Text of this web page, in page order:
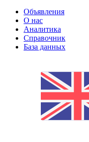
Объявления
О нас
Аналитика
Справочник
База данных